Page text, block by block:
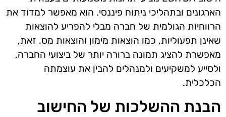
הארגונים ובתהליכי ניתוח פיננסי. הוא מאפשר למדוד את
הרווחיות הגולמית של חברה מבלי להפריע להוצאות
שאינן תפעוליות, כמו הוצאות מימון והוצאות מס. זאת,
מאפשרת להציג תמונה ברורה יותר של ביצועי החברה,
ולסייע למשקיעים ולמנהלים להבין את עוצמתה
הכלכלית.
הבנת ההשלכות של החישוב